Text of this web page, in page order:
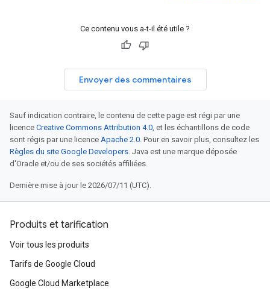
Ce contenu vous a-t-il été utile ?
Envoyer des commentaires
Sauf indication contraire, le contenu de cette page est régi par une
licence Creative Commons Attribution 4.0, et les échantillons de code
sont régis par une licence Apache 2.0. Pour en savoir plus, consultez les
Règles du site Google Developers. Java est une marque déposée
d'Oracle et/ou de ses sociétés affiliées.
Dernière mise à jour le 2026/07/11 (UTC).
Produits et tarification
Voir tous les produits
Tarifs de Google Cloud
Google Cloud Marketplace